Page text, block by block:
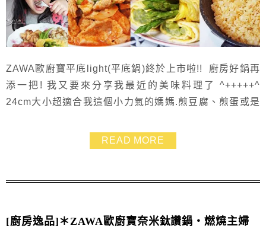
ZAWA歐廚寶平底light(平底鍋)終於上市啦!! 廚房好鍋再
添一把! 我又要來分享我最近的美味料理了 ^+++++^
24cm大小超適合我這個小力氣的媽媽.煎豆腐、煎蛋或是
為了一點點的食材就動用大鍋 自從用了ZAWA歐廚寶的鍋
子之後我們家的油變得好省 煮飯時間也縮短很多.洗鍋不
理的樂趣...
READ MORE
[廚房逸品]＊ZAWA歐廚寶奈米鈦讚鍋‧燃燒主婦